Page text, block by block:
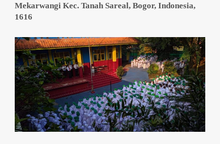
Mekarwangi Kec. Tanah Sareal, Bogor, Indonesia,
1616